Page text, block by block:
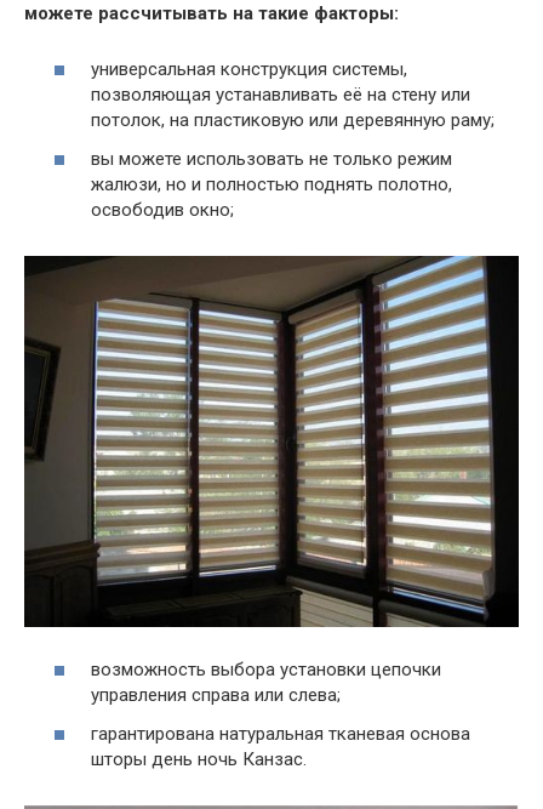
можете рассчитывать на такие факторы:
универсальная конструкция системы,
позволяющая устанавливать её на стену или
потолок, на пластиковую или деревянную раму;
вы можете использовать не только режим
жалюзи, но и полностью поднять полотно,
освободив окно;
возможность выбора установки цепочки
управления справа или слева;
гарантирована натуральная тканевая основа
шторы день ночь Канзас.